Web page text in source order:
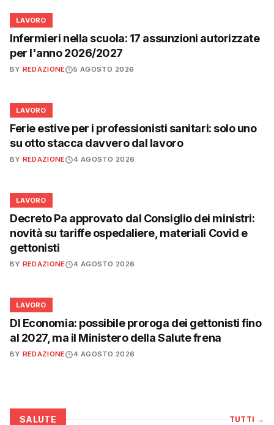
💼
LAVORO
Infermieri nella scuola: 17 assunzioni autorizzate
per l'anno 2026/2027
BY REDAZIONE 5 AGOSTO 2026
💼
LAVORO
Ferie estive per i professionisti sanitari: solo uno
su otto stacca davvero dal lavoro
BY REDAZIONE 4 AGOSTO 2026
💼
LAVORO
Decreto Pa approvato dal Consiglio dei ministri:
novità su tariffe ospedaliere, materiali Covid e
gettonisti
BY REDAZIONE 4 AGOSTO 2026
💼
LAVORO
Dl Economia: possibile proroga dei gettonisti fino
al 2027, ma il Ministero della Salute frena
BY REDAZIONE 4 AGOSTO 2026
SALUTE TUTTI →